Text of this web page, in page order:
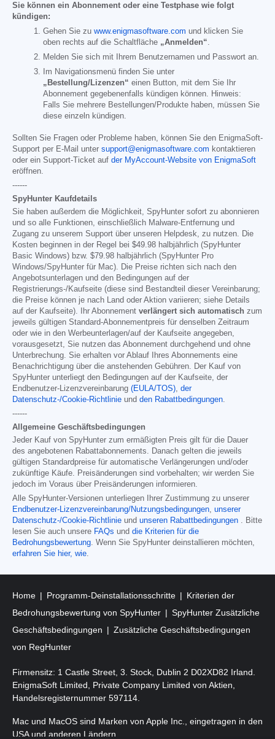
Sie können ein Abonnement oder eine Testphase wie folgt
kündigen:
Gehen Sie zu www.enigmasoftware.com und klicken Sie
oben rechts auf die Schaltfläche „Anmelden“.
Melden Sie sich mit Ihrem Benutzernamen und Passwort an.
Im Navigationsmenü finden Sie unter
„Bestellung/Lizenzen“ einen Button, mit dem Sie Ihr
Abonnement gegebenenfalls kündigen können. Hinweis:
Falls Sie mehrere Bestellungen/Produkte haben, müssen Sie
diese einzeln kündigen.
Sollten Sie Fragen oder Probleme haben, können Sie den EnigmaSoft-
Support per E-Mail unter support@enigmasoftware.com kontaktieren
oder ein Support-Ticket auf der MyAccount-Website von EnigmaSoft
eröffnen.
------
SpyHunter Kaufdetails
Sie haben außerdem die Möglichkeit, SpyHunter sofort zu abonnieren
und so alle Funktionen, einschließlich Malware-Entfernung und
Zugang zu unserem Support über unseren Helpdesk, zu nutzen. Die
Kosten beginnen in der Regel bei $49.98 halbjährlich (SpyHunter
Basic Windows) bzw. $79.98 halbjährlich (SpyHunter Pro
Windows/SpyHunter für Mac). Die Preise richten sich nach den
Angebotsunterlagen und den Bedingungen auf der
Registrierungs-/Kaufseite (diese sind Bestandteil dieser Vereinbarung;
die Preise können je nach Land oder Aktion variieren; siehe Details
auf der Kaufseite). Ihr Abonnement verlängert sich automatisch zum
jeweils gültigen Standard-Abonnementpreis für denselben Zeitraum
oder wie in den Werbeunterlagen/auf der Kaufseite angegeben,
vorausgesetzt, Sie nutzen das Abonnement durchgehend und ohne
Unterbrechung. Sie erhalten vor Ablauf Ihres Abonnements eine
Benachrichtigung über die anstehenden Gebühren. Der Kauf von
SpyHunter unterliegt den Bedingungen auf der Kaufseite, der
Endbenutzer-Lizenzvereinbarung (EULA/TOS), der
Datenschutz-/Cookie-Richtlinie und den Rabattbedingungen.
------
Allgemeine Geschäftsbedingungen
Jeder Kauf von SpyHunter zum ermäßigten Preis gilt für die Dauer
des angebotenen Rabattabonnements. Danach gelten die jeweils
gültigen Standardpreise für automatische Verlängerungen und/oder
zukünftige Käufe. Preisänderungen sind vorbehalten; wir werden Sie
jedoch im Voraus über Preisänderungen informieren.
Alle SpyHunter-Versionen unterliegen Ihrer Zustimmung zu unserer
Endbenutzer-Lizenzvereinbarung/Nutzungsbedingungen, unserer
Datenschutz-/Cookie-Richtlinie und unseren Rabattbedingungen . Bitte
lesen Sie auch unsere FAQs und die Kriterien für die
Bedrohungsbewertung. Wenn Sie SpyHunter deinstallieren möchten,
erfahren Sie hier, wie.
Home Programm-Deinstallationsschritte
Kriterien der
Bedrohungsbewertung von SpyHunter
SpyHunter Zusätzliche
Geschäftsbedingungen
Zusätzliche Geschäftsbedingungen
von RegHunter
Firmensitz: 1 Castle Street, 3. Stock, Dublin 2 D02XD82 Irland.
EnigmaSoft Limited, Private Company Limited von Aktien,
Handelsregisternummer 597114.
Mac und MacOS sind Marken von Apple Inc., eingetragen in den
USA und anderen Ländern.